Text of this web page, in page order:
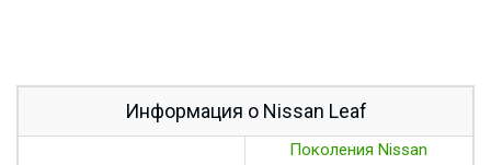
Информация о Nissan Leaf
Поколения Nissan